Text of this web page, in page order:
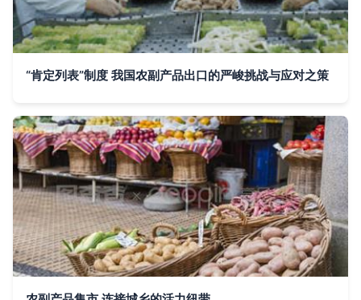
“肯定列表”制度 我国农副产品出口的严峻挑战与应对之策